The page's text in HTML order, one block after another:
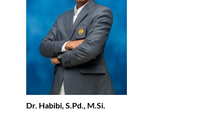
Dr. Habibi, S.Pd., M.Si.